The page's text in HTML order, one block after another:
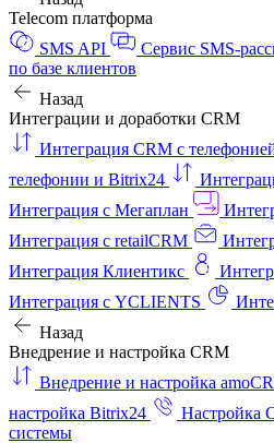
Telecom платформа
SMS API
Сервис SMS-
по базе клиентов
Назад
Интеграции и доработки CRM
Интеграция CRM с
телефонии и Bitrix24
Интеграция с Мегаплан
Интеграция с retailCRM
Интеграция Клиентикс
Интеграция с YCLIENTS
Назад
Внедрение и настройка CRM
Внедрение и настройка
настройка Bitrix24
Настройка
системы